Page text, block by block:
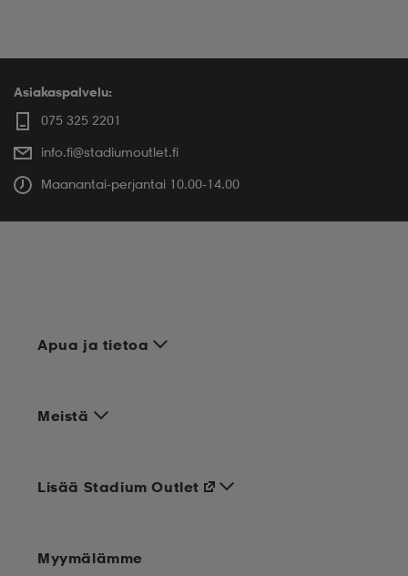
Asiakaspalvelu:
075 325 2201
info.fi@stadiumoutlet.fi
Maanantai-perjantai 10.00-14.00
Apua ja tietoa
Meistä
Lisää Stadium Outlet
Myymälämme